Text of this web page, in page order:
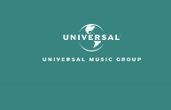
Musik